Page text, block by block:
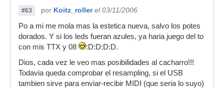
#63 por Koitz_roller el 03/11/2006
Po a mi me mola mas la estetica nueva, salvo los potes
dorados. Y si los leds fueran azules, ya haria juego del to
con mis TTX y 08
:D:D:D:D.
Dios, cada vez le veo mas posibilidades al cacharro!!!
Todavia queda comprobar el resampling, si el USB
tambien sirve para enviar-recibir MIDI (que seria lo suyo)